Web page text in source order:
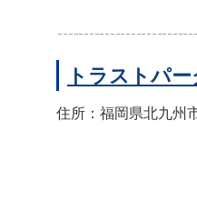
トラストパ
住所：福岡県北九州